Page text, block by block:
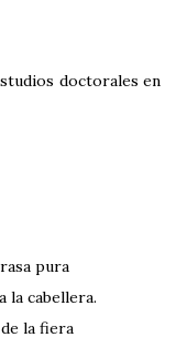
doctorales en
pura
la cabellera.
de la fiera